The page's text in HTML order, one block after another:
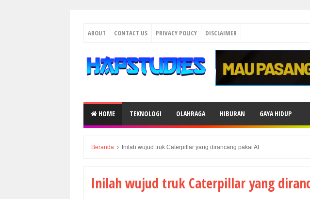
ABOUT CONTACT US PRIVACY POLICY DISCLAIMER
HOME TEKNOLOGI OLAHRAGA HIBURAN GAYA HIDUP
Beranda › Inilah wujud truk Caterpillar yang dirancang pakai AI
Inilah wujud truk Caterpillar yang